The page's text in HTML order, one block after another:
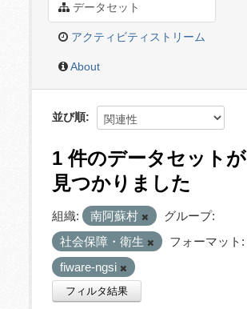
データセット
アクティビティストリーム
About
並び順
1 件のデータセットが
見つかりました
組織: 南阿蘇村
グループ:
社会保障・衛生
フォーマット:
fiware-ngsi
フィルタ結果